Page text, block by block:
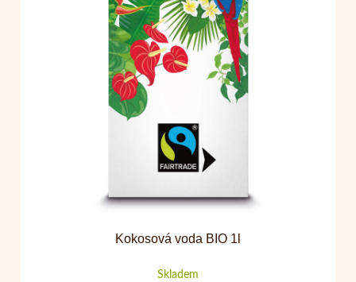
Kokosová voda BIO 1l
Skladem